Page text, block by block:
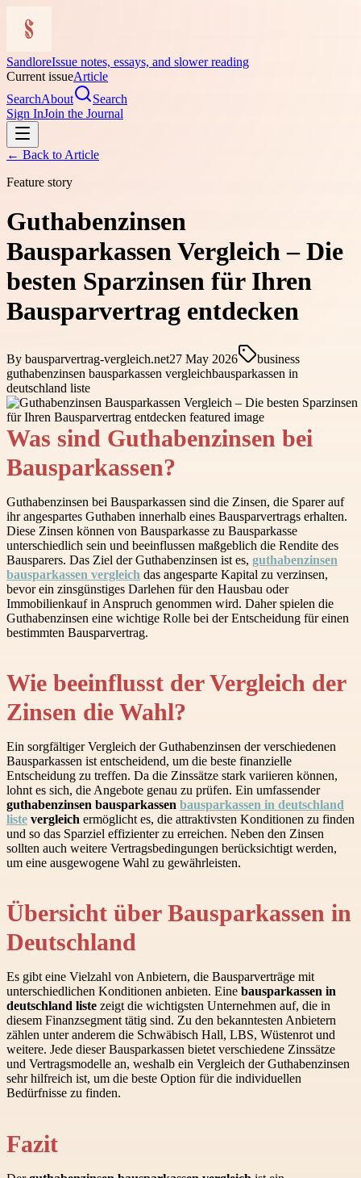
SandloreIssue notes, essays, and slower reading
Current issueArticle
SearchAbout
Search
Sign InJoin the Journal
← Back to Article
Feature story
Guthabenzinsen
Bausparkassen Vergleich – Die
besten Sparzinsen für Ihren
Bausparvertrag entdecken
By bausparvertrag-vergleich.net27 May 2026
business
guthabenzinsen bausparkassen vergleichbausparkassen in
deutschland liste
Was sind Guthabenzinsen bei
Bausparkassen?
Guthabenzinsen bei Bausparkassen sind die Zinsen, die Sparer auf
ihr angespartes Guthaben innerhalb eines Bausparvertrags erhalten.
Diese Zinsen können von Bausparkasse zu Bausparkasse
unterschiedlich sein und beeinflussen maßgeblich die Rendite des
Bausparers. Das Ziel der Guthabenzinsen ist es, guthabenzinsen
bausparkassen vergleich das angesparte Kapital zu verzinsen,
bevor ein zinsgünstiges Darlehen für den Hausbau oder
Immobilienkauf in Anspruch genommen wird. Daher spielen die
Guthabenzinsen eine wichtige Rolle bei der Entscheidung für einen
bestimmten Bausparvertrag.
Wie beeinflusst der Vergleich der
Zinsen die Wahl?
Ein sorgfältiger Vergleich der Guthabenzinsen der verschiedenen
Bausparkassen ist entscheidend, um die beste finanzielle
Entscheidung zu treffen. Da die Zinssätze stark variieren können,
lohnt es sich, die Angebote genau zu prüfen. Ein umfassender
guthabenzinsen bausparkassen bausparkassen in deutschland
liste vergleich ermöglicht es, die attraktivsten Konditionen zu finden
und so das Sparziel effizienter zu erreichen. Neben den Zinsen
sollten auch weitere Vertragsbedingungen berücksichtigt werden,
um eine ausgewogene Wahl zu gewährleisten.
Übersicht über Bausparkassen in
Deutschland
Es gibt eine Vielzahl von Anbietern, die Bausparverträge mit
unterschiedlichen Konditionen anbieten. Eine bausparkassen in
deutschland liste zeigt die wichtigsten Unternehmen auf, die in
diesem Finanzsegment tätig sind. Zu den bekanntesten Anbietern
zählen unter anderem die Schwäbisch Hall, LBS, Wüstenrot und
weitere. Jede dieser Bausparkassen bietet verschiedene Zinssätze
und Vertragsmodelle an, weshalb ein Vergleich der Guthabenzinsen
sehr hilfreich ist, um die beste Option für die individuellen
Bedürfnisse zu finden.
Fazit